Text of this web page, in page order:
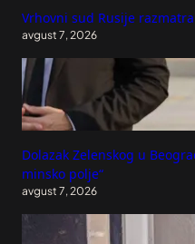
Vrhovni sud Rusije
avgust 7, 2026
Dolazak Zelenskog u
minsko polje“
avgust 7, 2026